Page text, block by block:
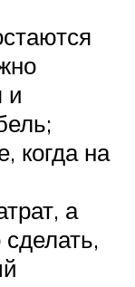
и
когда на
а